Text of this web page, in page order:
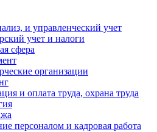
и управленческий учет
учет и налоги
сфера
организации
и оплата труда, охрана труда
персоналом и кадровая работа